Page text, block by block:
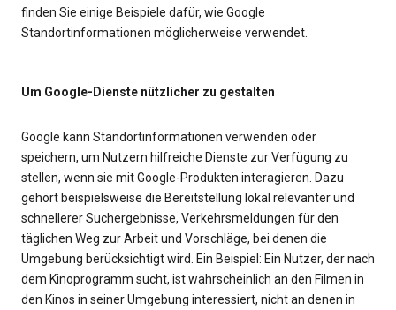
finden Sie einige Beispiele dafür, wie Google
Standortinformationen möglicherweise verwendet.
Um Google-Dienste nützlicher zu gestalten
Google kann Standortinformationen verwenden oder
speichern, um Nutzern hilfreiche Dienste zur Verfügung zu
stellen, wenn sie mit Google-Produkten interagieren. Dazu
gehört beispielsweise die Bereitstellung lokal relevanter und
schnellerer Suchergebnisse, Verkehrsmeldungen für den
täglichen Weg zur Arbeit und Vorschläge, bei denen die
Umgebung berücksichtigt wird. Ein Beispiel: Ein Nutzer, der nach
dem Kinoprogramm sucht, ist wahrscheinlich an den Filmen in
den Kinos in seiner Umgebung interessiert, nicht an denen in